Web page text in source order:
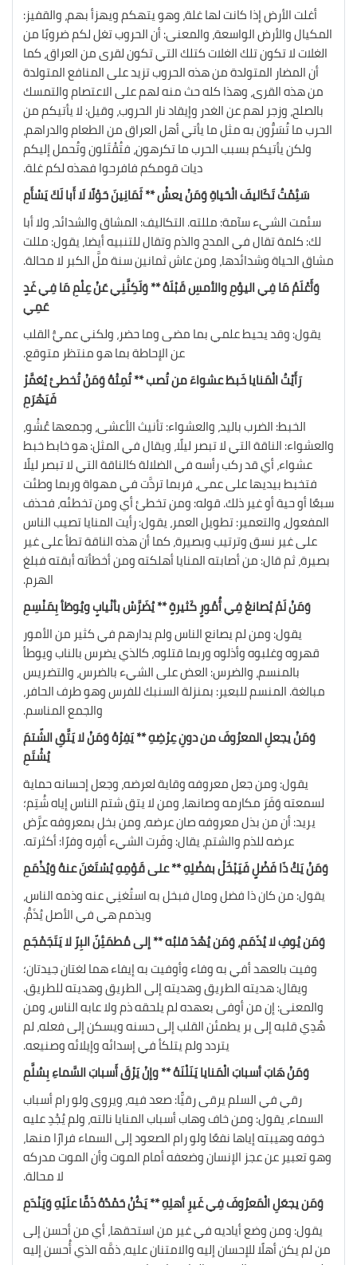
أغلت الأرض إذا كانت لها غلة، وهو يتهكم ويهزأ بهم، والقفيز:
المكيال والأرض الواسعة، والمعنى: أن الحروب تغل لكم ضروبًا من
الغلات لا تكون تلك الغلات كتلك التي تكون لقرى من العراق، كما
أن المضار المتولدة من هذه الحروب تزيد على المنافع المتولدة
من هذه القرى، وهذا كله حث منه لهم على الاعتصام والتمسك
بالصلح، وزجر لهم عن الغدر وإيقاد نار الحروب، وقيل: لا يأتيكم من
الحرب ما تُسَرُّون به مثل ما يأتي أهل العراق من الطعام والدراهم،
ولكن يأتيكم بسبب الحرب ما تكرهون، فتُقْتَلون وتُحمل إليكم
ديات قومكم فافرحوا فهذه لكم غلة.
سَئِمْتُ تَكَاليفَ الْحَياةِ وَمَنْ يعشْ ** ثَمَانِينَ حَوْلًا لَا أَبا لَكَ يَسْأَمِ
سئمت الشيء سآمة: مللته. التكاليف: المشاق والشدائد، ولا أبا
لك: كلمة تقال في المدح والذم وتقال للتنبيه أيضا، يقول: مللت
مشاق الحياة وشدائدها، ومن عاش ثمانين سنة ملَّ الكبر لا محالة.
وَأَعْلَمُ مَا فِي اليوْمِ والأمسِ قَبْلَهُ ** وَلَكِنَّنِي عَنْ عِلْمِ مَا فِي غَدٍ
عَمِي
يقول: وقد يحيط علمي بما مضى وما حضر، ولكني عميُّ القلب
عن الإحاطة بما هو منتظر متوقع.
رَأَيْتُ الْمَنايا خَبطَ عشواءَ من تُصب ** تُمِتْهُ وَمَنْ تُخطئ يُعَمَّرْ
فَيَهْرَمِ
الخبط: الضرب باليد، والعشواء: تأنيث الأعشى، وجمعها عُشْو،
والعشواء: الناقة التي لا تبصر ليلًا، ويقال في المثل: هو خابط خبط
عشواء، أي قد ركب رأسه في الضلالة كالناقة التي لا تبصر ليلًا
فتخبط بيديها على عمى، فربما تردَّت في مهواة وربما وطئت
سبعًا أو حية أو غير ذلك. قوله: ومن تخطئ أي ومن تخطئه، فحذف
المفعول، والتعمير: تطويل العمر، يقول: رأيت المنايا تصيب الناس
على غير نسق وترتيب وبصيرة، كما أن هذه الناقة تطأ على غير
بصيرة، ثم قال: من أصابته المنايا أهلكته ومن أخطأته أبقته فبلغ
الهرم.
وَمَنْ لَمْ يُصانعْ فِي أُمُورٍ كَثيرةٍ ** يُضَرَّسْ بأنْيابٍ ويُوطَأ بِمَنْسِمِ
يقول: ومن لم يصانع الناس ولم يدارهم في كثير من الأمور
قهروه وغلبوه وأذلوه وربما قتلوه، كالذي يضرس بالناب ويوطأ
بالمنسم، والضرس: العض على الشيء بالضرس، والتضريس
مبالغة. المنسم للبعير: بمنزلة السنبك للفرس وهو طرف الحافر،
والجمع المناسم.
وَمَنْ يجعلِ المعرُوفَ من دونِ عِرْضِهِ ** يَفِرْهُ وَمَنْ لا يَتَّقِ الشّتمَ
يُشْتَمِ
يقول: ومن جعل معروفه وقاية لعرضه، وجعل إحسانه حماية
لسمعته وَفَرَ مكارمه وصانها، ومن لا يتق شتم الناس إياه شُتِم؛
يريد: أن من بذل معروفه صان عرضه، ومن بخل بمعروفه عرَّض
عرضه للذم والشتم، يقال: وفَرت الشيء أفِره وفرًا: أكثرته.
وَمَنْ يَكُ ذَا فَضْلٍ فَيَبْخَلْ بفضْلِهِ ** على قَوْمِهِ يُسْتَغنَ عنهُ وَيُذْمَمِ
يقول: من كان ذا فضل ومال فبخل به استُغنِي عنه وذمه الناس،
ويذمم هي في الأصل يُذَمُّ.
وَمَن يُوفِ لا يُذَمَم، وَمَن يُهْدَ قلبُه ** إلى مُطمَئِنّ البِرّ لا يَتَجَمْجَمِ
وفيت بالعهد أفي به وفاء وأوفيت به إيفاء هما لغتان جيدتان؛
ويقال: هديته الطريق وهديته إلى الطريق وهديته للطريق.
والمعنى: إن من أوفى بعهده لم يلحقه ذم ولا عابه الناس، ومن
هُدِي قلبه إلى بر يطمئن القلب إلى حسنه ويسكن إلى فعله، لم
يتردد ولم يتلكأ في إسدائه وإيلائه وصنيعه.
وَمَنْ هَابَ أسبابَ الْمَنايا يَنَلْنَهُ ** وإنْ يَرْقَ أَسبابَ السَّماءِ بِسُلَّمِ
رقي في السلم يرقى رقيًّا: صعد فيه، ويروى ولو رام أسباب
السماء، يقول: ومن خاف وهاب أسباب المنايا نالته، ولم يُجْدِ عليه
خوفه وهيبته إياها نفعًا ولو رام الصعود إلى السماء فرارًا منها،
وهو تعبير عن عجز الإنسان وضعفه أمام الموت وأن الموت مدركه
لا محالة.
وَمَن يجعَلِ الْمَعرُوفَ فِي غَيرِ أهلِهِ ** يَكُنْ حَمْدُهُ ذَمًّا علَيْهِ وَيَنْدَمِ
يقول: ومن وضع أياديه في غير من استحقها، أي من أحسن إلى
من لم يكن أهلًا للإحسان إليه والامتنان عليه، ذمَّه الذي أُحسن إليه